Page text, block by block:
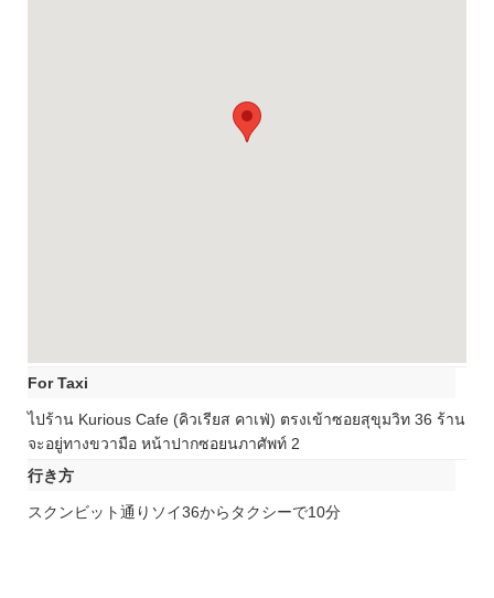
For Taxi
ไปร้าน Kurious Cafe (คิวเรียส คาเฟ่) ตรงเข้าซอยสุขุมวิท 36 ร้าน
จะอยู่ทางขวามือ หน้าปากซอยนภาศัพท์ 2
行き方
スクンビット通りソイ36からタクシーで10分